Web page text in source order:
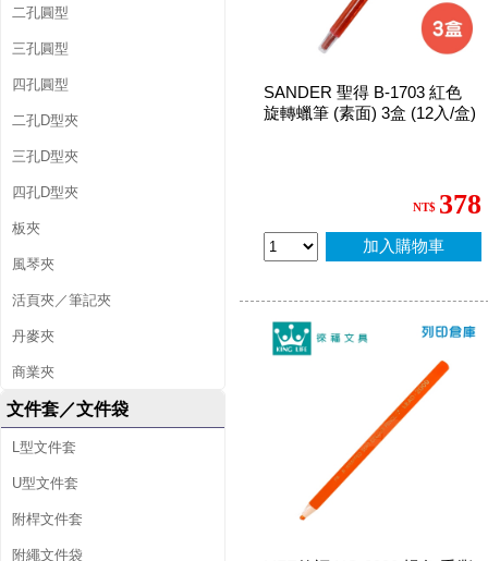
二孔圓型
三孔圓型
四孔圓型
二孔D型夾
三孔D型夾
四孔D型夾
板夾
風琴夾
活頁夾／筆記夾
丹麥夾
商業夾
文件套／文件袋
L型文件套
U型文件套
附桿文件套
附繩文件袋
SANDER 聖得 B-1703 紅色
旋轉蠟筆 (素面) 3盒 (12入/盒)
NT$ 378
加入購物車